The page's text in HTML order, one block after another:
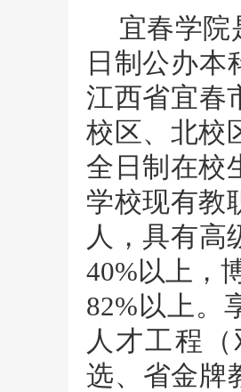
宜春学院
日制公办本
江西省宜春
校区、北校
全日制在校
学校现有教
人，具有高
40%以上，
82%以上。
人才工程
选、省金牌